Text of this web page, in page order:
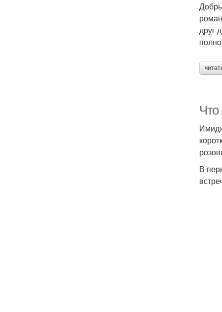
друг
В